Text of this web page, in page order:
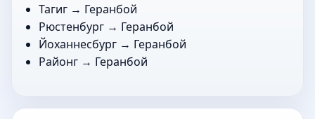
Тагиг → Геранбой
Рюстенбург → Геранбой
Йоханнесбург → Геранбой
Районг → Геранбой